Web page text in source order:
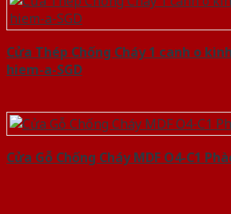
Cửa Thép Chống Cháy 1 canh o
hiem-a-SGD
Cửa Gỗ Chống Cháy MDF O4-C1